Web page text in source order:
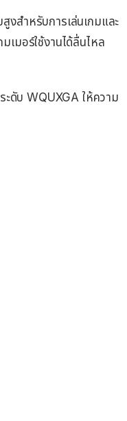
สำหรับการเล่นเกมและ
มอร์ใช้งานได้ลื่นไหล
ดับ WQUXGA ให้ความ